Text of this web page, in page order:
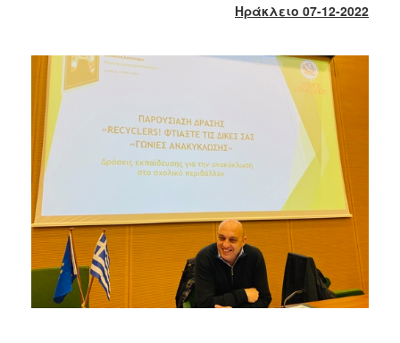
2015
2013
Ηράκλειο 07-12-2022